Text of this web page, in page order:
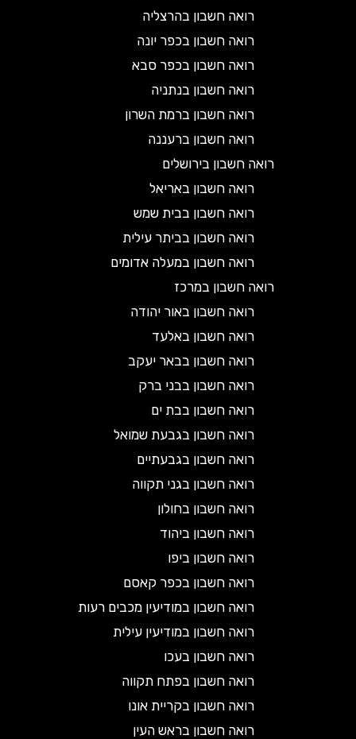
רואה חשבון בהרצליה
רואה חשבון בכפר יונה
רואה חשבון בכפר סבא
רואה חשבון בנתניה
רואה חשבון ברמת השרון
רואה חשבון ברעננה
רואה חשבון בירושלים
רואה חשבון באריאל
רואה חשבון בבית שמש
רואה חשבון בביתר עילית
רואה חשבון במעלה אדומים
רואה חשבון במרכז
רואה חשבון באור יהודה
רואה חשבון באלעד
רואה חשבון בבאר יעקב
רואה חשבון בבני ברק
רואה חשבון בבת ים
רואה חשבון בגבעת שמואל
רואה חשבון בגבעתיים
רואה חשבון בגני תקווה
רואה חשבון בחולון
רואה חשבון ביהוד
רואה חשבון ביפו
רואה חשבון בכפר קאסם
רואה חשבון במודיעין מכבים רעות
רואה חשבון במודיעין עילית
רואה חשבון בעכו
רואה חשבון בפתח תקווה
רואה חשבון בקריית אונו
רואה חשבון בראש העין